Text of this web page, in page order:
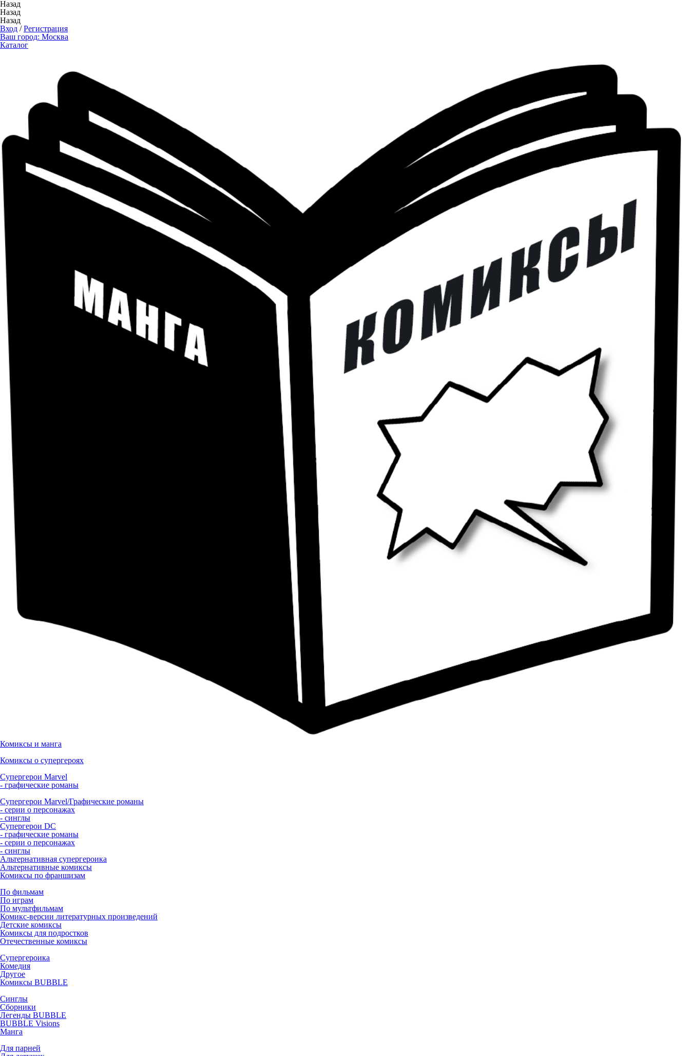
Назад
Назад
Назад
Вход /Регистрация
Ваш город: Москва
Каталог
Комиксы и манга
Комиксы о супергероях
Супергерои Marvel
- графические романы
Супергерои Marvel/Графические романы
- серии о персонажах
- синглы
Супергерои DC
- графические романы
- серии о персонажах
- синглы
Альтернативная супергероика
Альтернативные комиксы
Комиксы по франшизам
По фильмам
По играм
По мультфильмам
Комикс-версии литературных произведений
Детские комиксы
Комиксы для подростков
Отечественные комиксы
Супергероика
Комедия
Другое
Комиксы BUBBLE
Синглы
Сборники
Легенды BUBBLE
BUBBLE Visions
Манга
Для парней